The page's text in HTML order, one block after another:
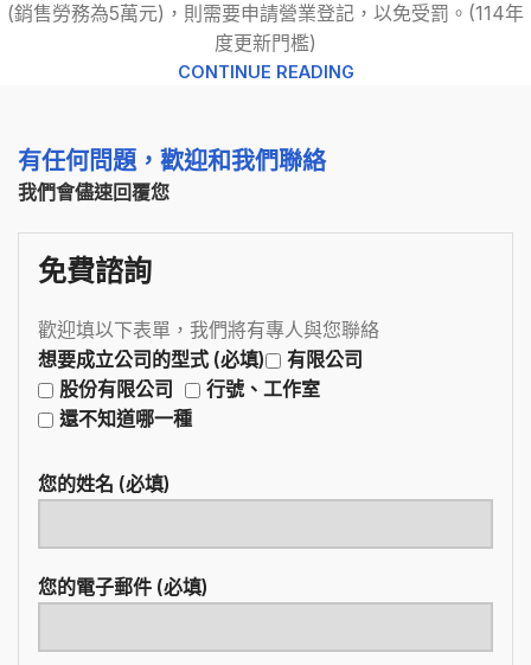
(銷售勞務為5萬元)，則需要申請營業登記，以免受罰。(114年
度更新門檻)
CONTINUE READING
有任何問題，歡迎和我們聯絡
我們會儘速回覆您
免費諮詢
歡迎填以下表單，我們將有專人與您聯絡
想要成立公司的型式 (必填)
有限公司
股份有限公司
行號、工作室
還不知道哪一種
您的姓名 (必填)
您的電子郵件 (必填)